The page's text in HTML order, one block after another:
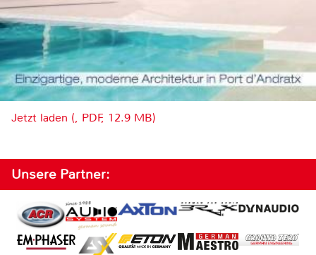
Jetzt laden (, PDF, 12.9 MB)
Unsere Partner: